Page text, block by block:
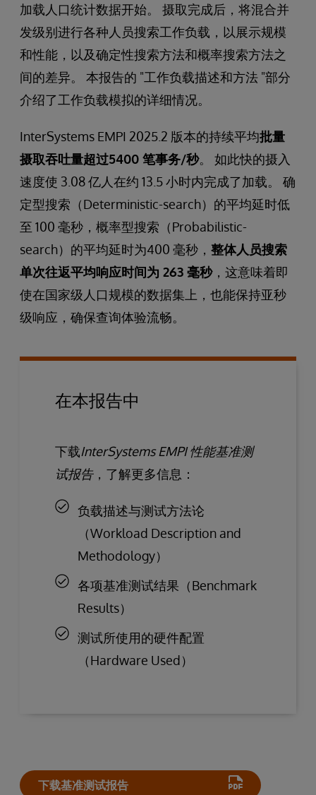
加载人口统计数据开始。 摄取完成后，将混合并
发级别进行各种人员搜索工作负载，以展示规模
和性能，以及确定性搜索方法和概率搜索方法之
间的差异。 本报告的 "工作负载描述和方法 "部分
介绍了工作负载模拟的详细情况。
InterSystems EMPI 2025.2 版本的持续平均批量
摄取吞吐量超过5400 笔事务/秒。 如此快的摄入
速度使 3.08 亿人在约 13.5 小时内完成了加载。 确
定型搜索（Deterministic-search）的平均延时低
至 100 毫秒，概率型搜索（Probabilistic-
search）的平均延时为400 毫秒， 整体人员搜索
单次往返平均响应时间为 263 毫秒，这意味着即
使在国家级人口规模的数据集上，也能保持亚秒
级响应，确保查询体验流畅。
在本报告中
下载InterSystems EMPI 性能基准测
试报告，了解更多信息：
负载描述与测试方法论
（Workload Description and
Methodology）
各项基准测试结果（Benchmark
Results）
测试所使用的硬件配置
（Hardware Used）
下载基准测试报告